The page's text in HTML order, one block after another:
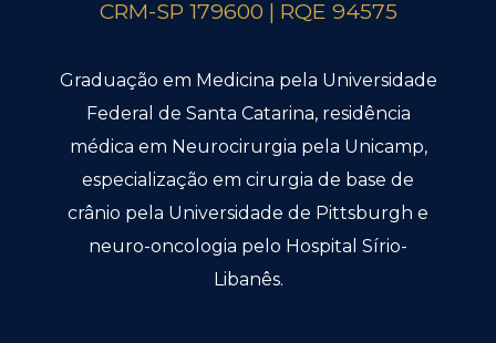
CRM-SP 179600 | RQE 94575
Graduação em Medicina pela Universidade
Federal de Santa Catarina, residência
médica em Neurocirurgia pela Unicamp,
especialização em cirurgia de base de
crânio pela Universidade de Pittsburgh e
neuro-oncologia pelo Hospital Sírio-
Libanês.